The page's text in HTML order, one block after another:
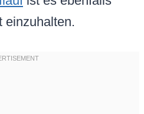
einzuhalten.